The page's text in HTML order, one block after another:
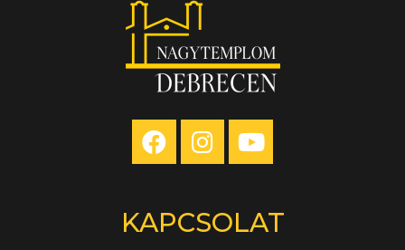
KAPCSOLAT